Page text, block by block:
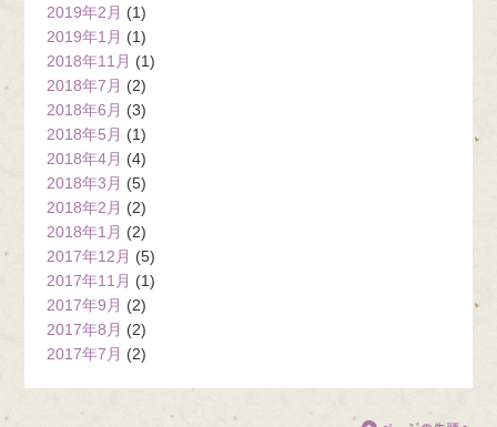
2019年2月 (1)
2019年1月 (1)
2018年11月 (1)
2018年7月 (2)
2018年6月 (3)
2018年5月 (1)
2018年4月 (4)
2018年3月 (5)
2018年2月 (2)
2018年1月 (2)
2017年12月 (5)
2017年11月 (1)
2017年9月 (2)
2017年8月 (2)
2017年7月 (2)